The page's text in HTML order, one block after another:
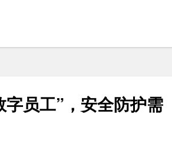
员工”，安全防护需